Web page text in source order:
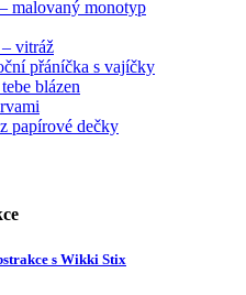
malovaný monotyp
vitráž
přáníčka s vajíčky
blázen
papírové dečky
s Wikki Stix